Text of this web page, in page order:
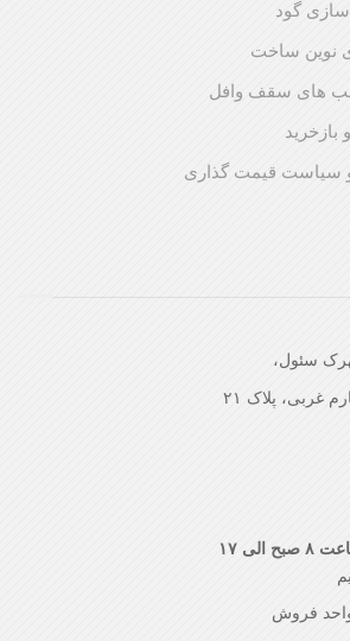
سازی گود
نوین ساخت
های سقف وافل
بازخرید
سیاست قیمت گذاری
سئول،
غربی، پلاک ۲۱
۱۷